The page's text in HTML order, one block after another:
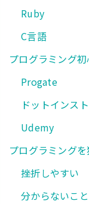
Ruby
C言語
プログラミング
Progate
ドットインス
Udemy
プログラミング
挫折しやすい
分からないこ